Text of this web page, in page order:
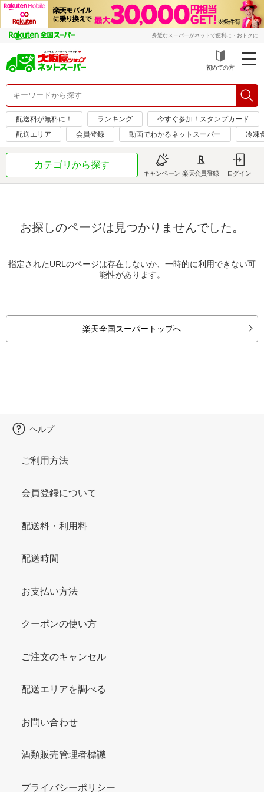
身近なスーパーがネットで便利に・おトクに
初めての方
配送料が無料に！ ランキング
今すぐ参加！スタンプカード
配送エリア
会員登録 動画でわかるネットスーパー 冷凍
カテゴリから探す
キャンペーン 楽天会員登録 ログイン
お探しのページは見つかりませんでした。
指定されたURLのページは存在しないか、一時的に利用できない可
能性があります。
楽天全国スーパートップへ
ヘルプ
ご利用方法
会員登録について
配送料・利用料
配送時間
お支払い方法
クーポンの使い方
ご注文のキャンセル
配送エリアを調べる
お問い合わせ
酒類販売管理者標識
プライバシーポリシー